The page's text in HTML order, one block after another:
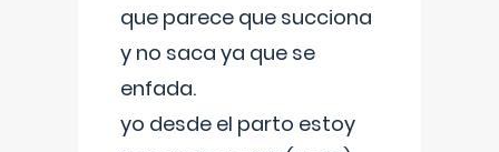
que parece que succiona
y no saca ya que se
enfada.
yo desde el parto estoy